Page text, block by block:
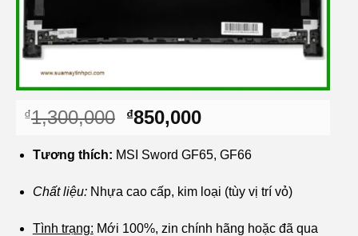
₫1,300,000 Giá
là:
₫850,000Giá
tại
₫850,000.
Tương thích: MSI Sword GF65, GF66
Chất liệu:Nhựa cao cấp, kim loại (tùy vị trí vỏ)
Tình trạng: Mới 100%, zin chính hãng hoặc đã qua